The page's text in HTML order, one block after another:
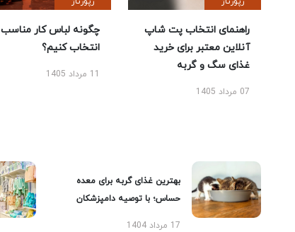
راهنمای انتخاب پت شاپ
آنلاین معتبر برای خرید
غذای سگ و گربه
07 مرداد 1405
چگونه لباس کار مناسب
انتخاب کنیم؟
11 مرداد 1405
بهترین غذای گربه برای معده
حساس؛ با توصیه دامپزشکان
17 مرداد 1404